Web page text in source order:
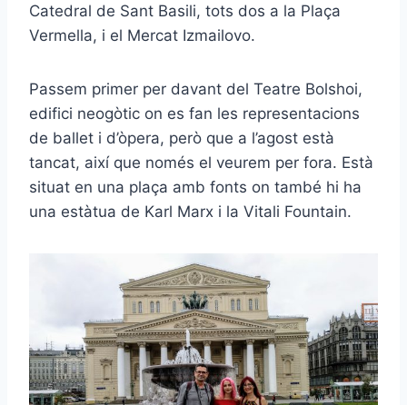
Catedral de Sant Basili, tots dos a la Plaça
Vermella, i el Mercat Izmailovo.
Passem primer per davant del Teatre Bolshoi,
edifici neogòtic on es fan les representacions
de ballet i d’òpera, però que a l’agost està
tancat, així que només el veurem per fora. Està
situat en una plaça amb fonts on també hi ha
una estàtua de Karl Marx i la Vitali Fountain.